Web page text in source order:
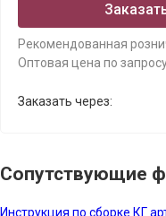
Рекомендованная
Оптовая цена по
Заказать через:
Сопутствующие
Инструкция по сборке КГ